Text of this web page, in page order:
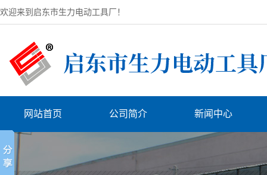
欢迎来到启东市生力电动工具厂！
网站首页 公司简介 新闻中心